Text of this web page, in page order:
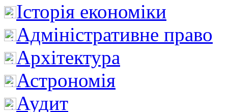
Історія економіки
Адміністративне право
Архітектура
Астрономія
Аудит